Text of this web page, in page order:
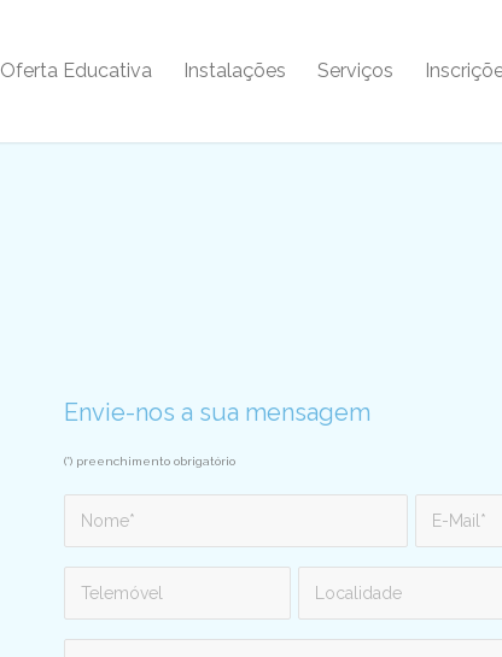
Oferta Educativa Instalações Serviços
Envie-nos a sua mensagem
(*) preenchimento obrigatório